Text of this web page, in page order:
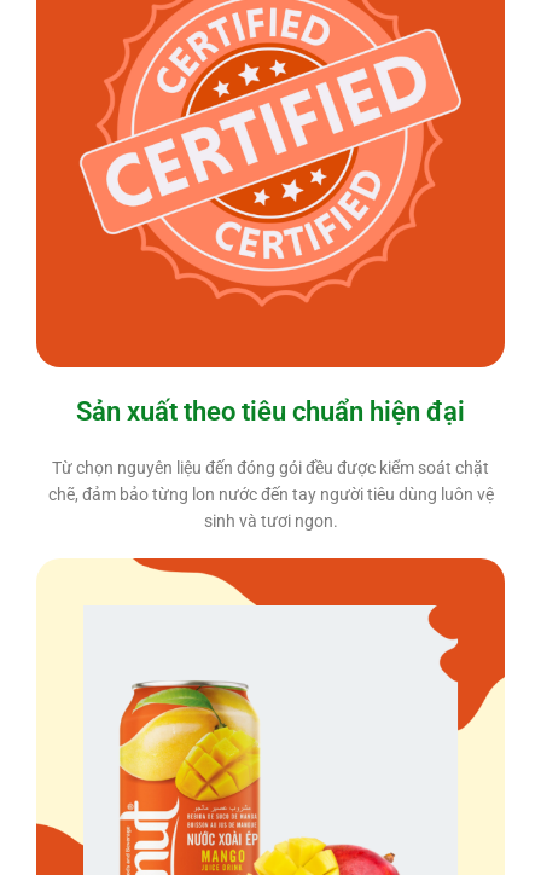
Sản xuất theo tiêu chuẩn hiện đại
Từ chọn nguyên liệu đến đóng gói đều được kiểm soát chặt
chẽ, đảm bảo từng lon nước đến tay người tiêu dùng luôn vệ
sinh và tươi ngon.